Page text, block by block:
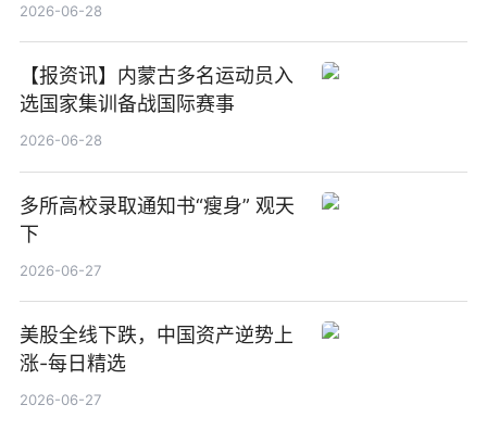
2026-06-28
【报资讯】内蒙古多名运动员入
选国家集训备战国际赛事
2026-06-28
多所高校录取通知书“瘦身” 观天
下
2026-06-27
美股全线下跌，中国资产逆势上
涨-每日精选
2026-06-27